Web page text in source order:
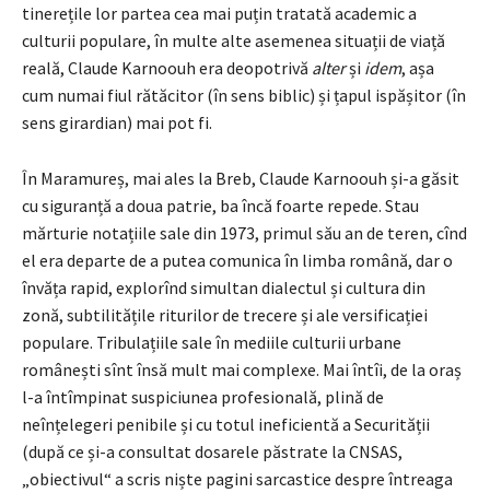
tinerețile lor partea cea mai puțin tratată academic a
culturii populare, în multe alte asemenea situații de viață
reală, Claude Karnoouh era deopotrivă alterși idem, așa
cum numai fiul rătăcitor (în sens biblic) și țapul ispășitor (în
sens girardian) mai pot fi.
În Maramureș, mai ales la Breb, Claude Karnoouh și-a găsit
cu siguranță a doua patrie, ba încă foarte repede. Stau
mărturie notațiile sale din 1973, primul său an de teren, cînd
el era departe de a putea comunica în limba română, dar o
învăța rapid, explorînd simultan dialectul și cultura din
zonă, subtilitățile riturilor de trecere și ale versificației
populare. Tribulațiile sale în mediile culturii urbane
românești sînt însă mult mai complexe. Mai întîi, de la oraș
l-a întîmpinat suspiciunea profesională, plină de
neînțelegeri penibile și cu totul ineficientă a Securității
(după ce și-a consultat dosarele păstrate la CNSAS,
„obiectivul“ a scris niște pagini sarcastice despre întreaga